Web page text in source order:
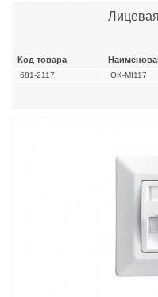
Код товара
681-2117 OK-MI117